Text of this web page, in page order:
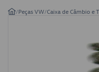
/Peças VW/Caixa de Câmbio e